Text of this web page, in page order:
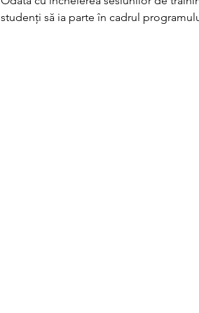
studenți să ia parte în cadrul